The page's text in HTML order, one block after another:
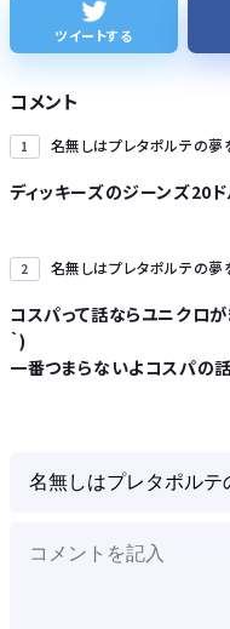
【ナゾロジー】老化をほぼ克服して
ツイートする
コメント
1 名無しはプレタポルテの夢
ディッキーズのジーンズ20ド
2 名無しはプレタポルテの夢
コスパって話ならユニクロ
｀)
一番つまらないよコスパの